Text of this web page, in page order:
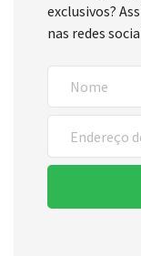
exclusivos?
nas redes